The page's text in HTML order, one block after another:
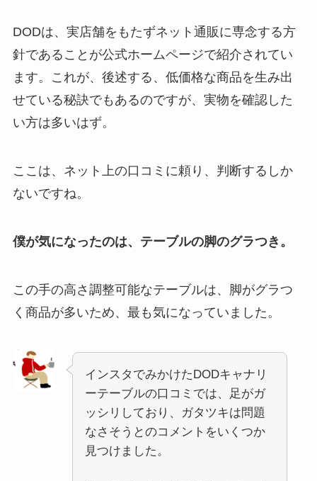
DODは、実店舗をもたずネット通販に専念する方
針であることが公式ホームページで紹介されてい
ます。これが、後述する、低価格な商品を生み出
せている秘訣でもあるのですが、実物を確認した
い方は多いはず。
ここは、ネット上の口コミに頼り、判断するしか
ないですね。
僕が気になったのは、テーブルの脚のグラつき。
この手の高さ調整可能なテーブルは、脚がグラつ
く商品が多いため、最も気になっていました。
インスタでみかけたDODキャナリ
ーテーブルの口コミでは、足がガ
ッシリしており、ガタツキは問題
なさそうとのコメントをいくつか
見つけました。